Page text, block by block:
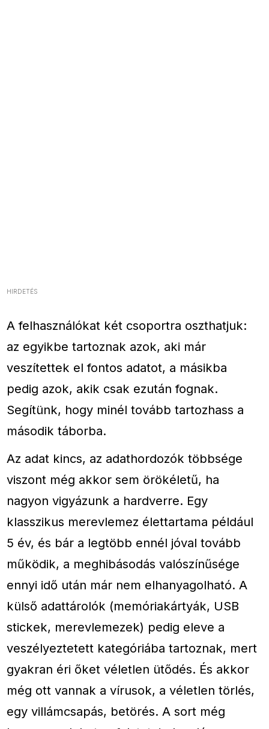
HIRDETÉS
A felhasználókat két csoportra oszthatjuk:
az egyikbe tartoznak azok, aki már
veszítettek el fontos adatot, a másikba
pedig azok, akik csak ezután fognak.
Segítünk, hogy minél tovább tartozhass a
második táborba.
Az adat kincs, az adathordozók többsége
viszont még akkor sem örökéletű, ha
nagyon vigyázunk a hardverre. Egy
klasszikus merevlemez élettartama például
5 év, és bár a legtöbb ennél jóval tovább
működik, a meghibásodás valószínűsége
ennyi idő után már nem elhanyagolható. A
külső adattárolók (memóriakártyák, USB
stickek, merevlemezek) pedig eleve a
veszélyeztetett kategóriába tartoznak, mert
gyakran éri őket véletlen ütődés. És akkor
még ott vannak a vírusok, a véletlen törlés,
egy villámcsapás, betörés. A sort még